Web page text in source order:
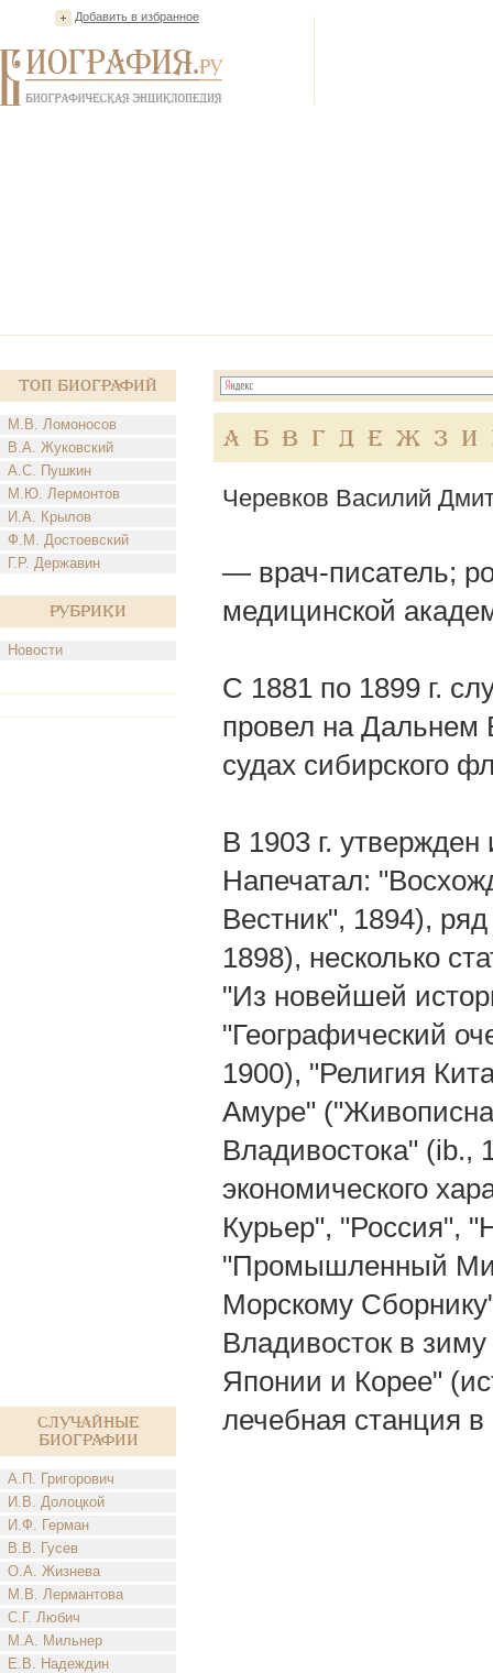
Добавить в избранное
Топ Биографий
М.В. Ломоносов
В.А. Жуковский
А.С. Пушкин
М.Ю. Лермонтов
И.А. Крылов
Ф.М. Достоевский
Г.Р. Державин
Рубрики
Новости
Случайные
биографии
А.П. Григорович
И.В. Долоцкой
И.Ф. Герман
В.В. Гусев
О.А. Жизнева
М.В. Лермантова
С.Г. Любич
М.А. Мильнер
Е.В. Надеждин
А Б В Г Д Е Ж З И
Черевков Василий
— врач-писатель;
медицинской
С 1881 по 1899 г.
провел на Дальнем
судах сибирского
В 1903 г.
Напечатал:
Вестник", 1894),
1898), несколько
"Из новейшей
"Географический
1900), "Религия
Амуре"
Владивостока" (ib.,
экономического
Курьер", "Россия",
"Промышленный
Морскому
Владивосток в
Японии и Корее"
лечебная станция